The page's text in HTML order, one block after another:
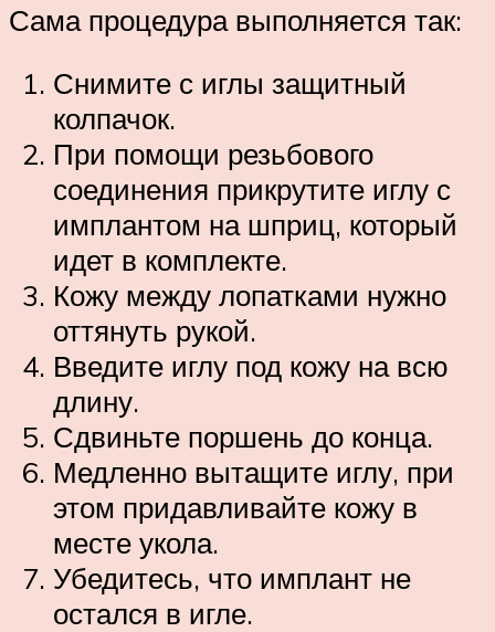
Сама процедура выполняется так:
Снимите с иглы защитный
колпачок.
При помощи резьбового
соединения прикрутите иглу с
имплантом на шприц, который
идет в комплекте.
Кожу между лопатками нужно
оттянуть рукой.
Введите иглу под кожу на всю
длину.
Сдвиньте поршень до конца.
Медленно вытащите иглу, при
этом придавливайте кожу в
месте укола.
Убедитесь, что имплант не
остался в игле.